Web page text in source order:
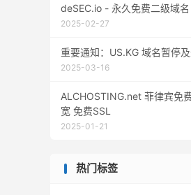
deSEC.io - 永久免费二级域名
2025-02-27
重要通知：US.KG 域名暂停
2025-03-16
ALCHOSTING.net 菲律宾免
宽 免费SSL
2025-01-21
热门标签